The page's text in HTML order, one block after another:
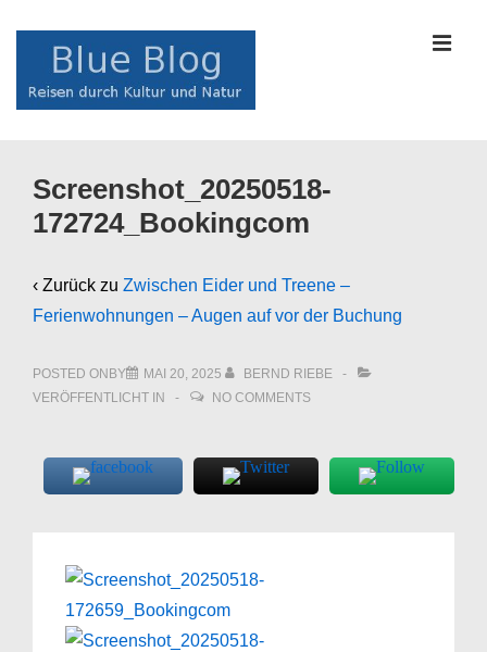
Navigation
Screenshot_20250518-
172724_Bookingcom
‹ Zurück zu Zwischen Eider und Treene –
Ferienwohnungen – Augen auf vor der Buchung
POSTED ONBY MAI 20, 2025
BERND RIEBE
VERÖFFENTLICHT IN
NO COMMENTS